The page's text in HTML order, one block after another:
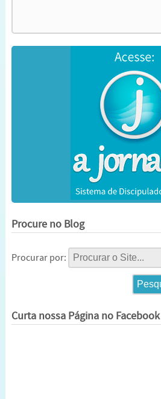
Procure no Blog
Procurar por:
Curta nossa Página no Facebook